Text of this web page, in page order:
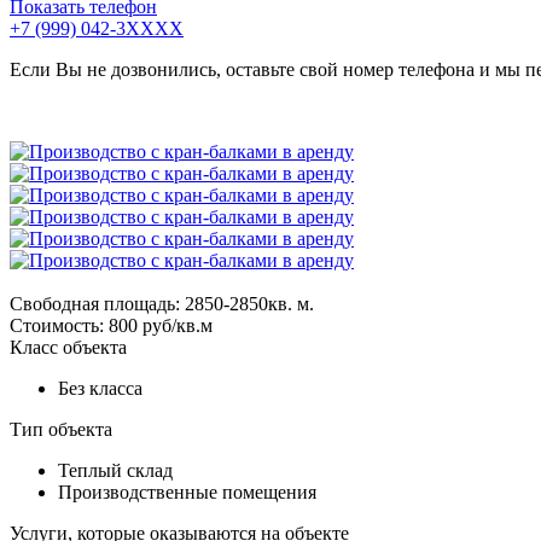
Показать телефон
+7 (999) 042-3XXXX
Если Вы не дозвонились, оставьте свой номер телефона и мы
Свободная площадь: 2850-2850кв. м.
Стоимость: 800 руб/кв.м
Класс объекта
Без класса
Тип объекта
Теплый склад
Производственные помещения
Услуги, которые оказываются на объекте